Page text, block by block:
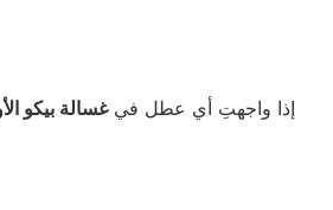
إذا واجهتِ أي عطل فيغسالة بيكو